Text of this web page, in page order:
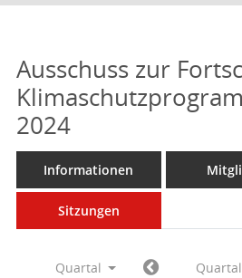
Ausschuss zur
2024
Informationen
Sitzungen
Quartal